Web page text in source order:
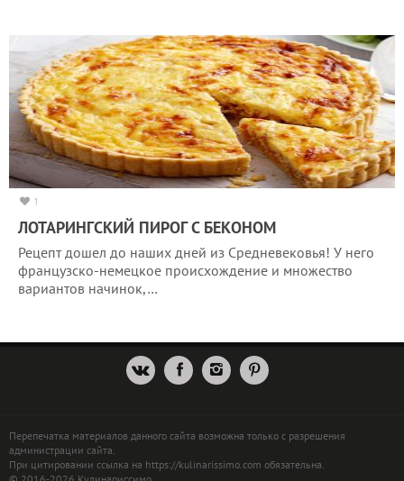
1
ЛОТАРИНГСКИЙ ПИРОГ С БЕКОНОМ
Рецепт дошел до наших дней из Средневековья! У него
французско-немецкое происхождение и множество
вариантов начинок,…
Перепечатка материалов данного сайта возможна только с разрешения
администрации сайта.
При цитировании ссылка на https://kulinarissimo.com обязательна.